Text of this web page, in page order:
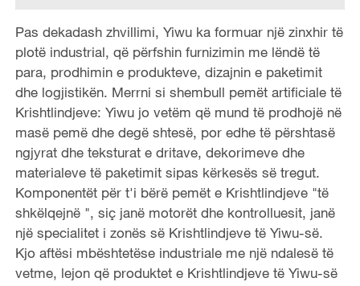
Pas dekadash zhvillimi, Yiwu ka formuar një zinxhir të
plotë industrial, që përfshin furnizimin me lëndë të
para, prodhimin e produkteve, dizajnin e paketimit
dhe logjistikën. Merrni si shembull pemët artificiale të
Krishtlindjeve: Yiwu jo vetëm që mund të prodhojë në
masë pemë dhe degë shtesë, por edhe të përshtasë
ngjyrat dhe teksturat e dritave, dekorimeve dhe
materialeve të paketimit sipas kërkesës së tregut.
Komponentët për t'i bërë pemët e Krishtlindjeve "të
shkëlqejnë ", siç janë motorët dhe kontrolluesit, janë
një specialitet i zonës së Krishtlindjeve të Yiwu-së.
Kjo aftësi mbështetëse industriale me një ndalesë të
vetme, lejon që produktet e Krishtlindjeve të Yiwu-së